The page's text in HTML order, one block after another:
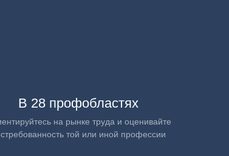
В 28 профобластях
на рынке труда и оценивайте
той или иной профессии